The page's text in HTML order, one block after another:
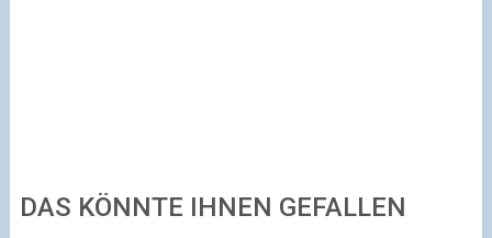
DAS KÖNNTE IHNEN GEFALLEN